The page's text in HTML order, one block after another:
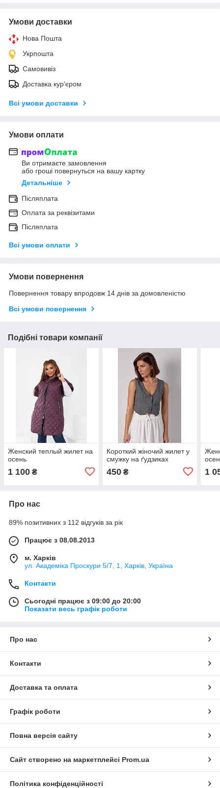
Умови доставки
Нова Пошта
Укрпошта
Самовивіз
Доставка кур'єром
Всі умови доставки
Умови оплати
Ви отримаєте замовлення
або гроші повернуться на вашу картку
Детальніше
Післяплата
Оплата за реквізитами
Післяплата
Всі умови оплати
Умови повернення
Повернення товару впродовж 14 днів за домовленістю
Всі умови повернення
Подібні товари компанії
Женский теплый жилет на
осень
1 100 ₴
Короткий жіночий жилет у
смужку на ґудзиках
450₴ 1
Про нас
89% позитивних з 112 відгуків за рік
Працює з 08.08.2013
м. Харків
ул. Академіка Проскури 5/7, 1, Харків, Україна
Контакти
Сьогодні працює з 09:00 до 20:00
Показати весь графік роботи
Про нас
Контакти
Доставка та оплата
Графік роботи
Повна версія сайту
Сайт створено на маркетплейсі Prom.ua
Політика конфіденційності